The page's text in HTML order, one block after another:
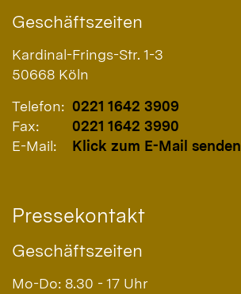
Geschäftszeiten
Kardinal-Frings-Str. 1-3
50668 Köln
Telefon: 0221 1642 3909
Fax:
0221 1642 3990
E-Mail:
Klick zum E-Mail senden
Pressekontakt
Geschäftszeiten
Mo-Do: 8.30 - 17 Uhr